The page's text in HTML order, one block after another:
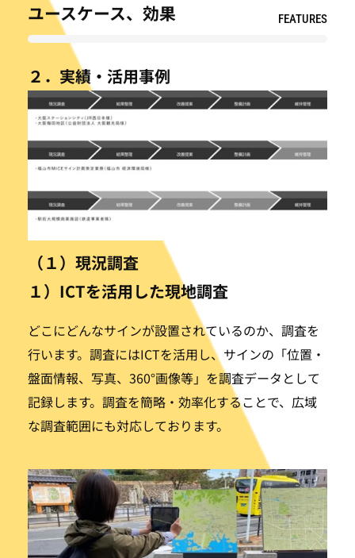
ユースケース、効果 FEATURES
２．実績・活用事例
（１）現況調査
１）ICTを活用した現地調査
どこにどんなサインが設置されているのか、調査を
行います。調査にはICTを活用し、サインの「位置・
盤面情報、写真、360°画像等」を調査データとして
記録します。調査を簡略・効率化することで、広域
な調査範囲にも対応しております。